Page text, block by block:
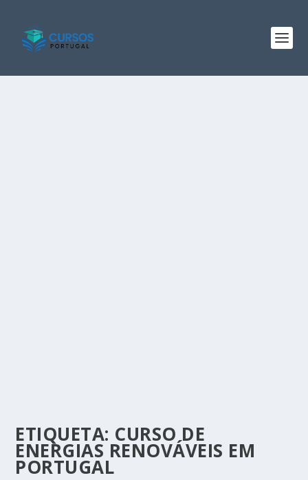
ETIQUETA: CURSO DE
ENERGIAS RENOVÁVEIS EM
PORTUGAL